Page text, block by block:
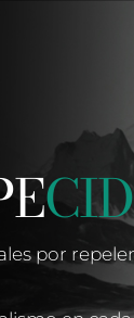
CID
por